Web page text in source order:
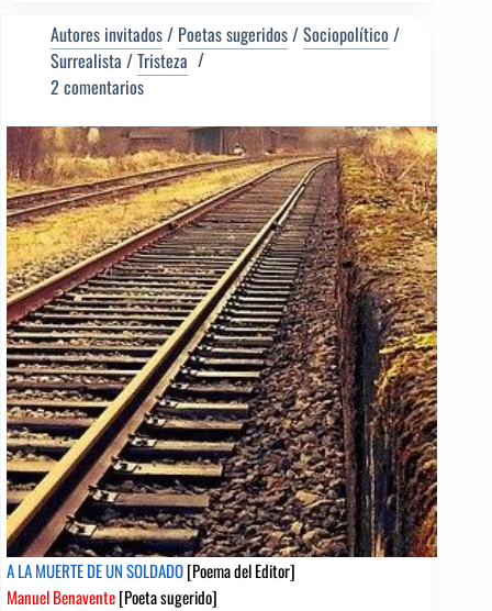
ASOCIALES
[Poema
del
Amparo
López
del
Baño
[Poeta
sugerido]
Autores invitados/ Poetas sugeridos/Sociopolítico /
Surrealista /Tristeza
2 comentarios
A LA MUERTE DE UN SOLDADO[Poema del Editor]
Manuel Benavente[Poeta sugerido]